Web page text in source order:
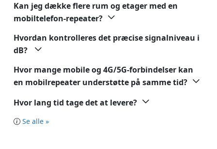
Kan jeg dække flere rum og etager med en
mobiltelefon-repeater?
Hvordan kontrolleres det præcise signalniveau i
dB?
Hvor mange mobile og 4G/5G-forbindelser kan
en mobilrepeater understøtte på samme tid?
Hvor lang tid tage det at levere?
Se alle »